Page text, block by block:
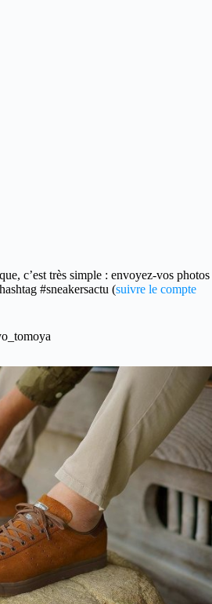
c’est très simple : envoyez-vos photos
#sneakersactu (suivre le compte